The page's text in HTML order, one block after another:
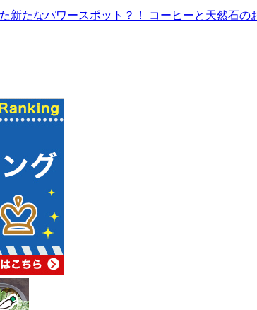
新たなパワースポット？！ コーヒーと天然石の